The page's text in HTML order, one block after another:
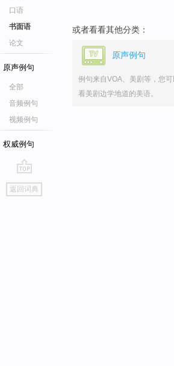
口语
书面语
论文
原声例句
全部
音频例句
视频例句
权威例句
go
top
返回词典
或者看看其他分类：
原声例句
例句来自VOA、美剧等，您可
看美剧边学地道的美语。